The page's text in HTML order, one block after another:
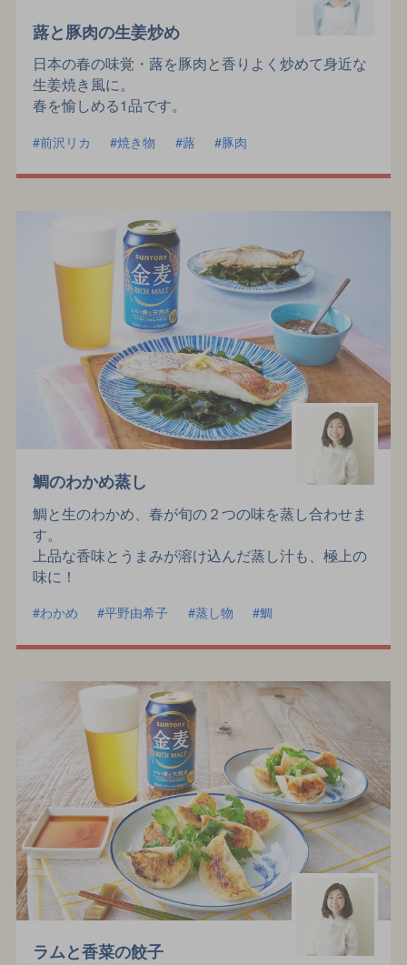
蕗と豚肉の生姜炒め
日本の春の味覚・蕗を豚肉と香りよく炒めて身近な
生姜焼き風に。
春を愉しめる1品です。
前沢リカ 焼き物 蕗 豚肉
鯛のわかめ蒸し
鯛と生のわかめ、春が旬の２つの味を蒸し合わせま
す。
上品な香味とうまみが溶け込んだ蒸し汁も、極上の
味に！
わかめ 平野由希子 蒸し物 鯛
ラムと香菜の餃子